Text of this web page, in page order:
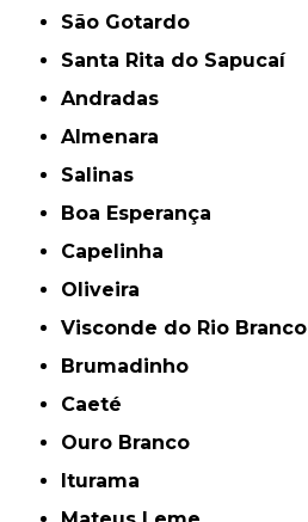
São Gotardo
Santa Rita do Sapucaí
Andradas
Almenara
Salinas
Boa Esperança
Capelinha
Oliveira
Visconde do Rio Branco
Brumadinho
Caeté
Ouro Branco
Iturama